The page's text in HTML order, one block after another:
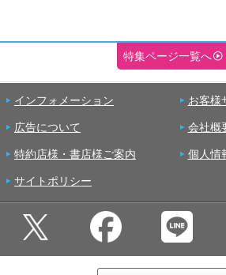
特集ページ一覧へ
インフォメーション お客様
広告について 会社概
特約店様・書店様ご案内 個人情
サイトポリシー